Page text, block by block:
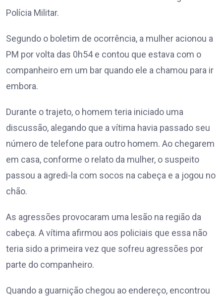
Polícia Militar.
Segundo o boletim de ocorrência, a mulher acionou a
PM por volta das 0h54 e contou que estava com o
companheiro em um bar quando ele a chamou para ir
embora.
Durante o trajeto, o homem teria iniciado uma
discussão, alegando que a vítima havia passado seu
número de telefone para outro homem. Ao chegarem
em casa, conforme o relato da mulher, o suspeito
passou a agredi-la com socos na cabeça e a jogou no
chão.
As agressões provocaram uma lesão na região da
cabeça. A vítima afirmou aos policiais que essa não
teria sido a primeira vez que sofreu agressões por
parte do companheiro.
Quando a guarnição chegou ao endereço, encontrou